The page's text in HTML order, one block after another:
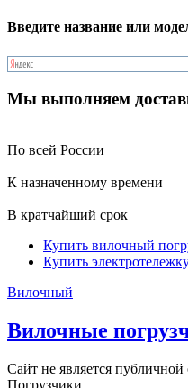
Введите название или
Мы выполняем
По всей России
К назначенному времени
В кратчайший срок
Купить вилочный
Купить
Вилочный
Вилочные
Сайт не является публичной
Погрузчики